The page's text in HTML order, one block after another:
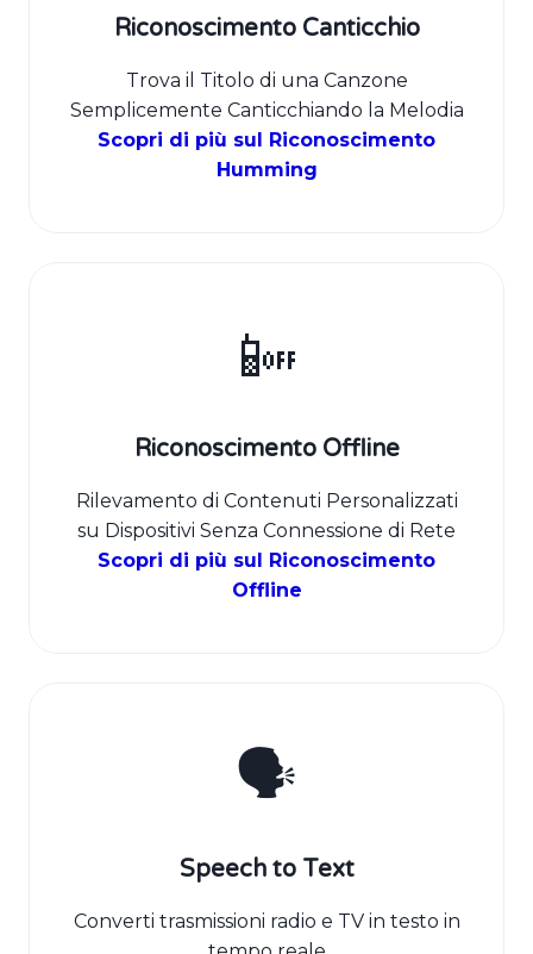
Riconoscimento Canticchio
Trova il Titolo di una Canzone
Semplicemente Canticchiando la Melodia
Scopri di più sul Riconoscimento
Humming
📴
Riconoscimento Offline
Rilevamento di Contenuti Personalizzati
su Dispositivi Senza Connessione di Rete
Scopri di più sul Riconoscimento
Offline
🗣️
Speech to Text
Converti trasmissioni radio e TV in testo in